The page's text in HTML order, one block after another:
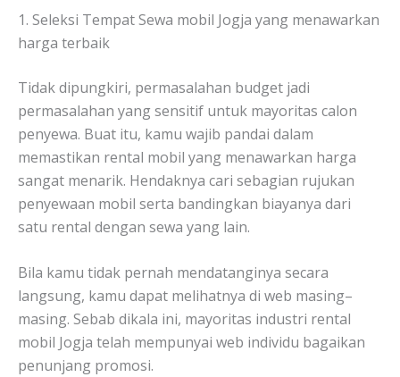
1. Seleksi Tempat Sewa mobil Jogja yang menawarkan
harga terbaik
Tidak dipungkiri, permasalahan budget jadi
permasalahan yang sensitif untuk mayoritas calon
penyewa. Buat itu, kamu wajib pandai dalam
memastikan rental mobil yang menawarkan harga
sangat menarik. Hendaknya cari sebagian rujukan
penyewaan mobil serta bandingkan biayanya dari
satu rental dengan sewa yang lain.
Bila kamu tidak pernah mendatanginya secara
langsung, kamu dapat melihatnya di web masing–
masing. Sebab dikala ini, mayoritas industri rental
mobil Jogja telah mempunyai web individu bagaikan
penunjang promosi.